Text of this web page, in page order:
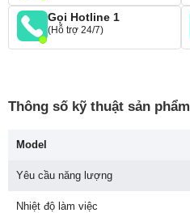
Gọi Hotline 1
(Hỗ trợ 24/7)
Thông số kỹ thuật sản phẩm
Model
Yêu cầu năng lượng
Nhiệt độ làm việc